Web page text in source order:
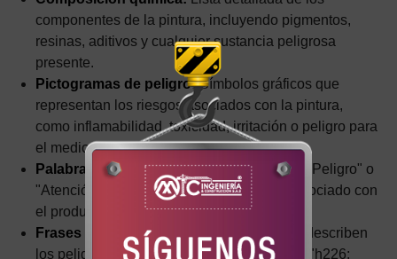
componentes de la pintura, incluyendo pigmentos,
resinas, aditivos y cualquier sustancia peligrosa
presente.
Pictogramas de peligro:Símbolos gráficos que
representan los riesgos asociados con la pintura,
como inflamabilidad, toxicidad, irritación o peligro para
el medio ambiente.
Palabras de advertencia:Términos como "Peligro" o
"Atención" que indican el nivel de riesgo asociado con
el producto.
Frases de peligro (H):
Declaraciones que describen
los peligros específicos del producto, como "h226: